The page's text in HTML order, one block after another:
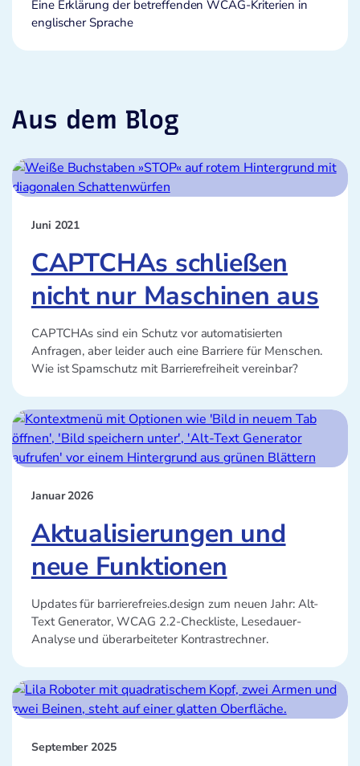
Eine Erklärung der betreffenden WCAG-Kriterien in
englischer Sprache
Aus dem Blog
Juni 2021
CAPTCHAs schließen
nicht nur Maschinen aus
CAPTCHAs sind ein Schutz vor automatisierten
Anfragen, aber leider auch eine Barriere für Menschen.
Wie ist Spamschutz mit Barrierefreiheit vereinbar?
Januar 2026
Aktualisierungen und
neue Funktionen
Updates für barrierefreies.design zum neuen Jahr: Alt-
Text Generator, WCAG 2.2-Checkliste, Lesedauer-
Analyse und überarbeiteter Kontrastrechner.
September 2025